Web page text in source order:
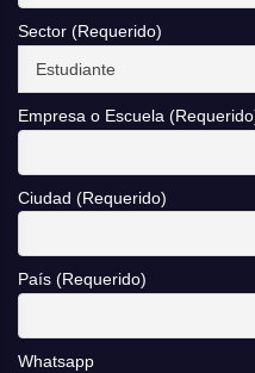
Sector (Requerido)
Empresa o Escuela
Ciudad (Requerido)
País (Requerido)
Whatsapp